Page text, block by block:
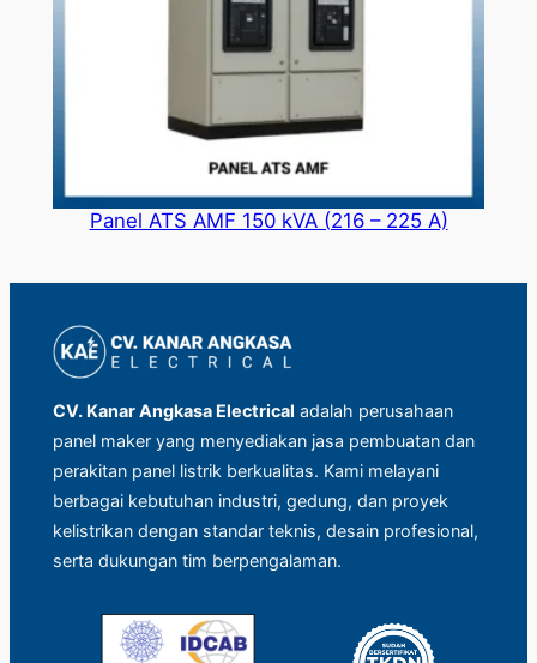
Panel ATS AMF 150 kVA (216 – 225 A)
CV. Kanar Angkasa Electrical adalah perusahaan
panel maker yang menyediakan jasa pembuatan dan
perakitan panel listrik berkualitas. Kami melayani
berbagai kebutuhan industri, gedung, dan proyek
kelistrikan dengan standar teknis, desain profesional,
serta dukungan tim berpengalaman.